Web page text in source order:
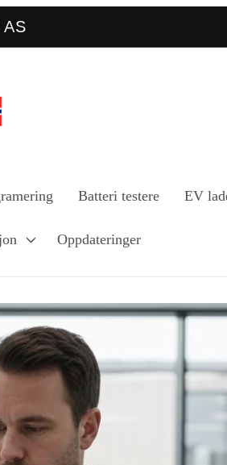
Batteri testere EV
Oppdateringer